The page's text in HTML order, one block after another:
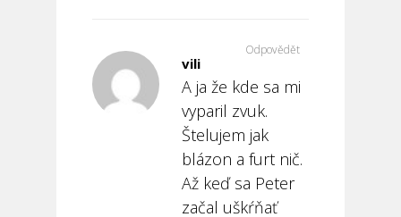
vili
A ja že kde sa mi
vyparil zvuk.
Štelujem jak
blázon a furt nič.
Až keď sa Peter
začal uškŕňať
Odpovědět